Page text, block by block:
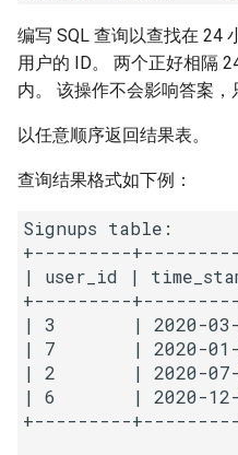
19. 正则表达式匹配
20. 表示数值的字符串
21. 调整数组顺序使奇数位于
22. 链表中倒数第 k 个节点
24. 反转链表
25. 合并两个排序的链表
26. 树的子结构
符串
17. 含有所有字符的最短字符
串
18. 有效的回文
19. 最多删除一个字符得到回
文
20. 回文子字符串的个数
21. 删除链表的倒数第 n 个结
点
3.1. 三合一
3.2. 栈的最小值
3.3. 堆盘子
3.4. 化栈为队
3.5. 栈排序
3.6. 动物收容所
4.1. 节点间通路
编写 SQL 查询以查找在 24
用户的 ID。 两个正好相隔
内。 该操作不会影响答案，
以任意顺序返回结果表。
查询结果格式如下例：
Signups table:
+---------
| user_id |
+---------
| 3       | 2020-03-
| 7       | 2020-01-
| 2       | 2020-07-
| 6       | 2020-12-
+---------